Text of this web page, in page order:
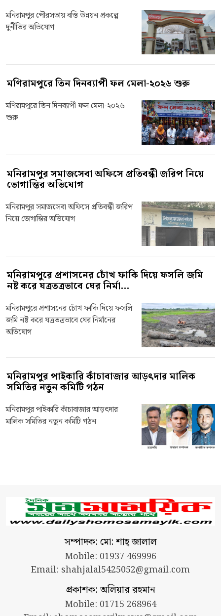
মনিরামপুর পৌরসভায় বস্তি উন্নয়ন প্রকল্পে
দুর্নীতির অভিযোগ
মণিরামপুরে তিন দিনব্যাপী ফল মেলা-২০২৬ শুরু
মণিরামপুরে তিন দিনব্যাপী ফল মেলা-২০২৬
শুরু
মনিরামপুর সমাজসেবা অফিসে প্রতিবন্ধী জরিপ নিয়ে
ভোগান্তির অভিযোগ
মনিরামপুর সমাজসেবা অফিসে প্রতিবন্ধী জরিপ
নিয়ে ভোগান্তির অভিযোগ
মনিরামপুরে প্রশাসনের চোঁখ ফাকি দিয়ে ফসলি জমি
নষ্ট করে যত্রতত্রভাবে ঘের নির্মা...
মনিরামপুরে প্রশাসনের চোঁখ ফাকি দিয়ে ফসলি
জমি নষ্ট করে যত্রতত্রভাবে ঘের নির্মানের
অভিযোগ
মনিরামপুর পাইকারি কাঁচাবাজার আড়ৎদার মালিক
সমিতির নতুন কমিটি গঠন
মনিরামপুর পাইকারি কাঁচাবাজার আড়ৎদার
মালিক সমিতির নতুন কমিটি গঠন
সম্পাদক: মো: শাহ্ জালাল
Mobile: 01937 469996
Email: shahjalal5425052@gmail.com
প্রকাশক: অলিয়ার রহমান
Mobile: 01715 268964